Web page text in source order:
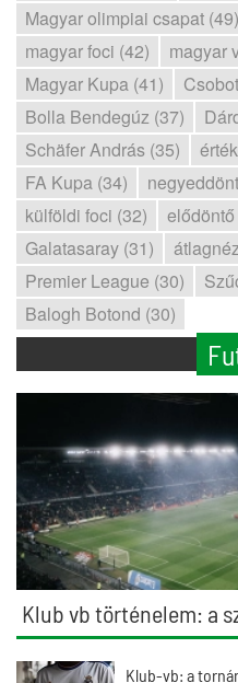
Magyar olimpiai csapat (49)
magyar foci (42)
magyar
Magyar Kupa (41)
Bolla Bendegúz (37)
Schäfer András (35)
FA Kupa (34)
külföldi foci (32)
elődöntő
Galatasaray (31)
Premier League (30)
Balogh Botond (30)
Klub vb történelem: a
Klub-vb: a